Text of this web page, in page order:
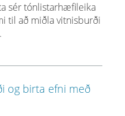
sér tónlistarhæfileika
til að miðla vitnisburði